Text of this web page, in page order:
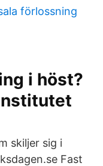
förlossning
i höst?
skiljer sig i
Fast